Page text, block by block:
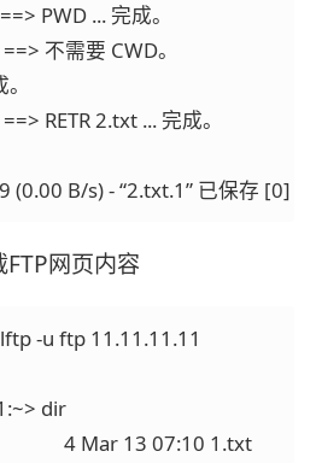
PWD ... 完成。
不需要 CWD。
RETR 2.txt ... 完成。
网页内容
-u ftp 11.11.11.11
dir
4 Mar 13 07:10 1.txt